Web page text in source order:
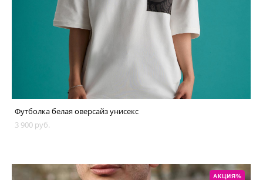
Футболка белая оверсайз унисекс
3 900 pуб.
АКЦИЯ%